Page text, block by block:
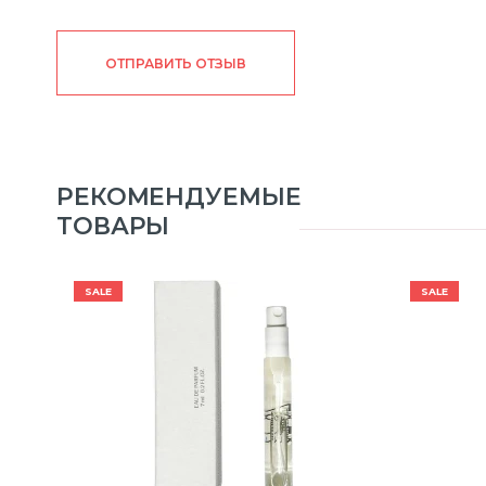
ОТПРАВИТЬ ОТЗЫВ
РЕКОМЕНДУЕМЫЕ
ТОВАРЫ
SALE SALE